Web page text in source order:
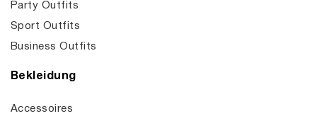
Party Outfits
Sport Outfits
Business Outfits
Bekleidung
Accessoires